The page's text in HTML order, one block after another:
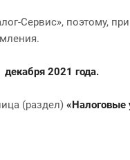
Сервис», поэтому,
2021 года.
(раздел) «Налоговые